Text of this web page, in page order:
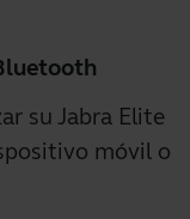
su Jabra Elite
móvil o